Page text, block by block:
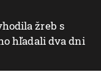
žreb s
hľadali dva dni